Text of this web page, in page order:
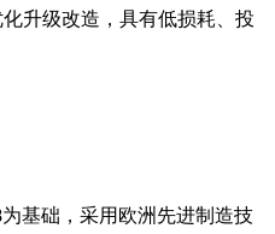
升级改造，具有低损耗、投
基础，采用欧洲先进制造技